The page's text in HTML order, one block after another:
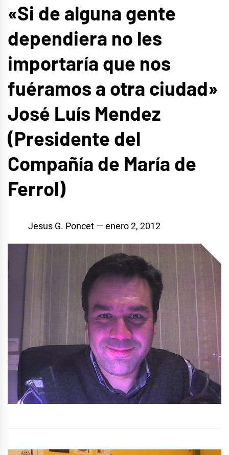
«Si de alguna gente
dependiera no les
importaría que nos
fuéramos a otra ciudad»
José Luís Mendez
(Presidente del
Compañía de María de
Ferrol)
Jesus G. Poncet enero 2, 2012